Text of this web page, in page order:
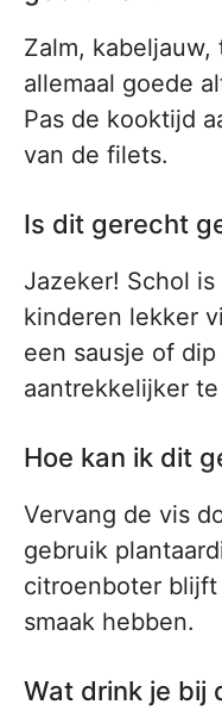
Zalm,
allemaal goede
Pas de kooktijd
van de filets.
Is dit gerecht
Jazeker! Schol
kinderen lekker
een sausje of
aantrekkelijker
Hoe kan ik dit
Vervang de vis
gebruik
citroenboter
smaak hebben.
Wat drink je bij